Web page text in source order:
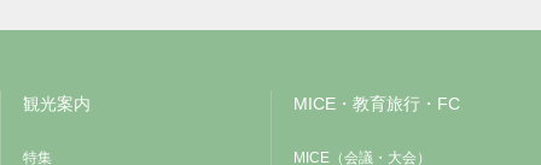
観光案内
特集
MICE・教育旅行・FC
MICE（会議・大会）